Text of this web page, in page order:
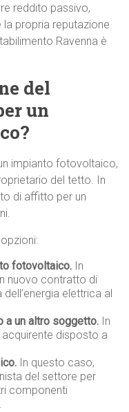
reddito passivo,
propria reputazione
Ravenna è
del
un
impianto fotovoltaico,
del tetto. In
di affitto per un
fotovoltaico. In
nuovo contratto di
elettrica al
a un altro soggetto. In
disposto a
In questo caso,
del settore per
componenti